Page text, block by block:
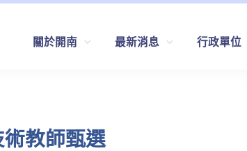
關於開南 最新消息 行政單位
教師甄選